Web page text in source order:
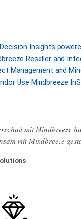
Insights
Reseller and
Management and
Use Mindbreeze
mit Mindbreeze
mit Mindbreeze